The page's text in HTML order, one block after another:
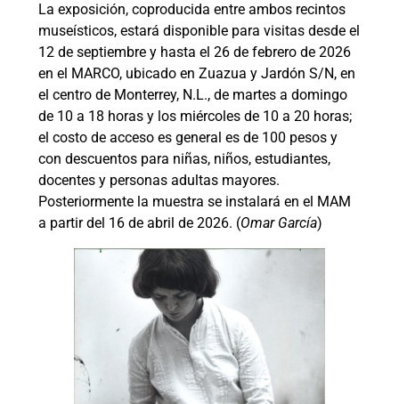
La exposición, coproducida entre ambos recintos
museísticos, estará disponible para visitas desde el
12 de septiembre y hasta el 26 de febrero de 2026
en el MARCO, ubicado en Zuazua y Jardón S/N, en
el centro de Monterrey, N.L., de martes a domingo
de 10 a 18 horas y los miércoles de 10 a 20 horas;
el costo de acceso es general es de 100 pesos y
con descuentos para niñas, niños, estudiantes,
docentes y personas adultas mayores.
Posteriormente la muestra se instalará en el MAM
a partir del 16 de abril de 2026. (Omar García)